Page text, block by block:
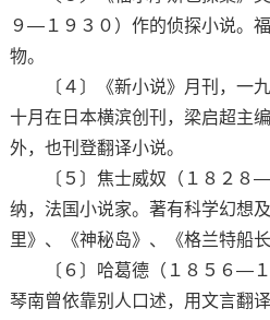
９—１９３０）作的侦探小说。
物。
〔４〕《新小说》月刊，一九
十月在日本横滨创刊，梁启超主
外，也刊登翻译小说。
〔５〕焦士威奴（１８２８—
纳，法国小说家。著有科学幻想
里》、《神秘岛》、《格兰特船
〔６〕哈葛德（１８５６—１
琴南曾依靠别人口述，用文言翻